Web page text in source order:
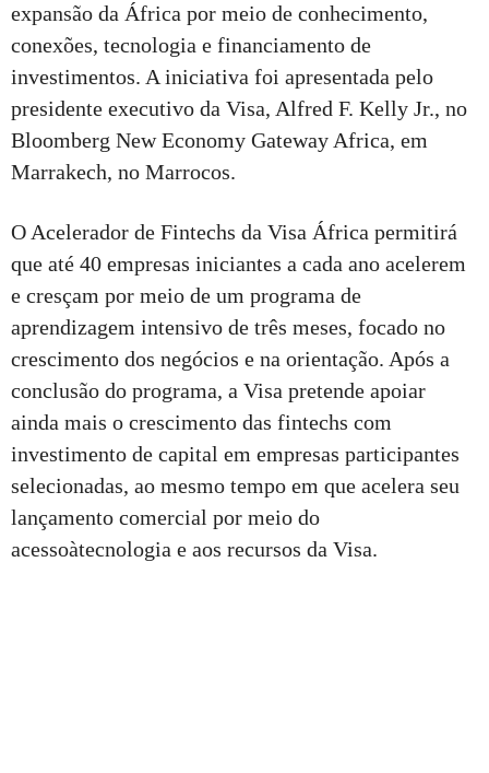
expansão da África por meio de conhecimento,
conexões, tecnologia e financiamento de
investimentos. A iniciativa foi apresentada pelo
presidente executivo da Visa, Alfred F. Kelly Jr., no
Bloomberg New Economy Gateway Africa, em
Marrakech, no Marrocos.
O Acelerador de Fintechs da Visa África permitirá
que até 40 empresas iniciantes a cada ano acelerem
e cresçam por meio de um programa de
aprendizagem intensivo de três meses, focado no
crescimento dos negócios e na orientação. Após a
conclusão do programa, a Visa pretende apoiar
ainda mais o crescimento das fintechs com
investimento de capital em empresas participantes
selecionadas, ao mesmo tempo em que acelera seu
lançamento comercial por meio do
acessoàtecnologia e aos recursos da Visa.